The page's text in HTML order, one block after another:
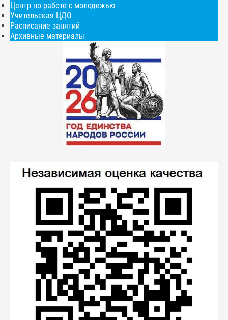
Центр по работе с молодежью
Учительская ЦДО
Расписание занятий
Архивные материалы